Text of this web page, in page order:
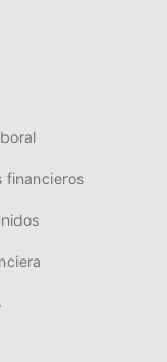
financieros